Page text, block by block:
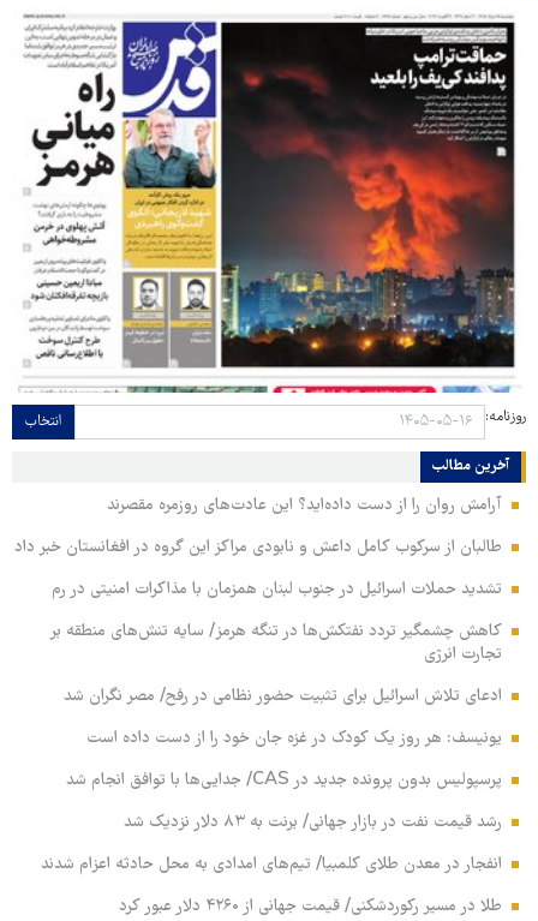
روزنامه: انتخاب
آخرین مطالب
آرامش روان را از دست داده‌اید؟ این عادت‌های روزمره مقصرند
طالبان از سرکوب کامل داعش و نابودی مراکز این گروه در افغانستان خبر داد
تشدید حملات اسرائیل در جنوب لبنان همزمان با مذاکرات امنیتی در رم
کاهش چشمگیر تردد نفتکش‌ها در تنگه هرمز/ سایه تنش‌های منطقه بر
تجارت انرژی
ادعای تلاش اسرائیل برای تثبیت حضور نظامی در رفح/ مصر نگران شد
یونیسف: هر روز یک کودک در غزه جان خود را از دست داده است
پرسپولیس بدون پرونده جدید در CAS/ جدایی‌ها با توافق انجام شد
رشد قیمت نفت در بازار جهانی/ برنت به ۸۳ دلار نزدیک شد
انفجار در معدن طلای کلمبیا/ تیم‌های امدادی به محل حادثه اعزام شدند
طلا در مسیر رکوردشکنی/ قیمت جهانی از ۴۲۶۰ دلار عبور کرد